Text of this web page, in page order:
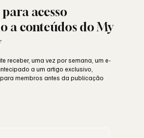
acesso
a conteúdos do My
receber, uma vez por semana, um e-
a um artigo exclusivo,
membros antes da publicação